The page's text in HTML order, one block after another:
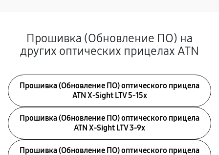
Прошивка (Обновление ПО) на
других оптических прицелах ATN
Прошивка (Обновление ПО) оптического прицела
ATN X-Sight LTV 5-15x
Прошивка (Обновление ПО) оптического прицела
ATN X-Sight LTV 3-9x
Прошивка (Обновление ПО) оптического прицела